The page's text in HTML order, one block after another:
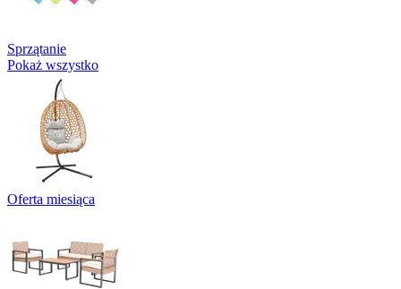
Sprzątanie
Pokaż wszystko
Oferta miesiąca